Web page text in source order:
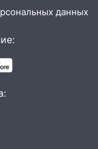
град:
контроль
данных